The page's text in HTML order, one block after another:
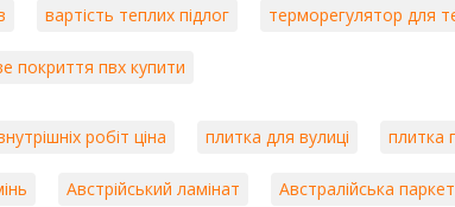
мінімалістичних інтер'єрів. Ця колекція
доріжок та інших зовнішніх зон.
підходить для створення вишуканих та
вартість теплих підлог терморегулятор для
покриття пвх купити
робіт ціна плитка для вулиці плитка
Австрійський ламінат Австралійська